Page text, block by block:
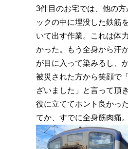
3件目のお宅では、他の方
ックの中に埋没した鉄筋
いて出す作業。これは体
かった。もう全身から汗
が目に入って染みるし、
被災された方から笑顔で
ざいました」と言って頂
役に立ててホント良かった
てか、すでに全身筋肉痛。